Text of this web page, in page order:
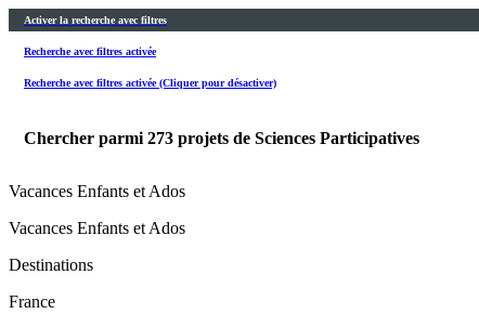
Activer la recherche avec filtres
Recherche avec filtres activée
Recherche avec filtres activée (Cliquer pour désactiver)
Chercher parmi 273 projets de Sciences Participatives
Vacances Enfants et Ados
Vacances Enfants et Ados
Destinations
France